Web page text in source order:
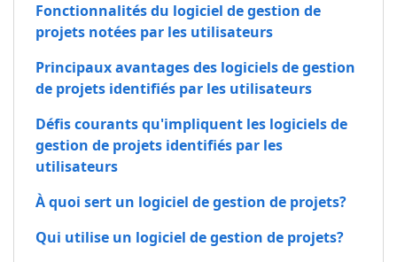
Fonctionnalités du logiciel de gestion de
projets notées par les utilisateurs
Principaux avantages des logiciels de gestion
de projets identifiés par les utilisateurs
Défis courants qu'impliquent les logiciels de
gestion de projets identifiés par les
utilisateurs
À quoi sert un logiciel de gestion de projets?
Qui utilise un logiciel de gestion de projets?